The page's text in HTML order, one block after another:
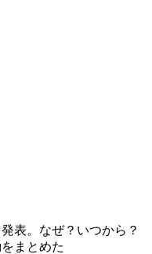
表。なぜ？いつから？
まとめた